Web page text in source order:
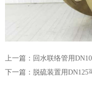
上一篇：回水联络管用
下一篇：脱硫装置用DN125